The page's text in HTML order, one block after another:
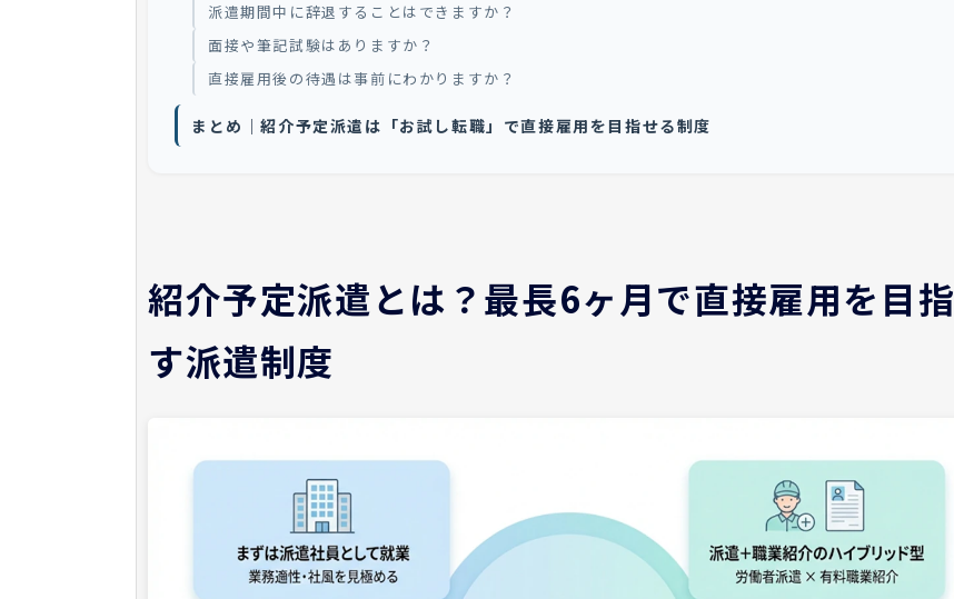
派遣期間中に辞退することはできますか？
面接や筆記試験はありますか？
直接雇用後の待遇は事前にわかりますか？
まとめ｜紹介予定派遣は「お試し転職」で直接雇用を目指せる制度
紹介予定派遣とは？最長6ヶ月で直接雇用を目指
す派遣制度